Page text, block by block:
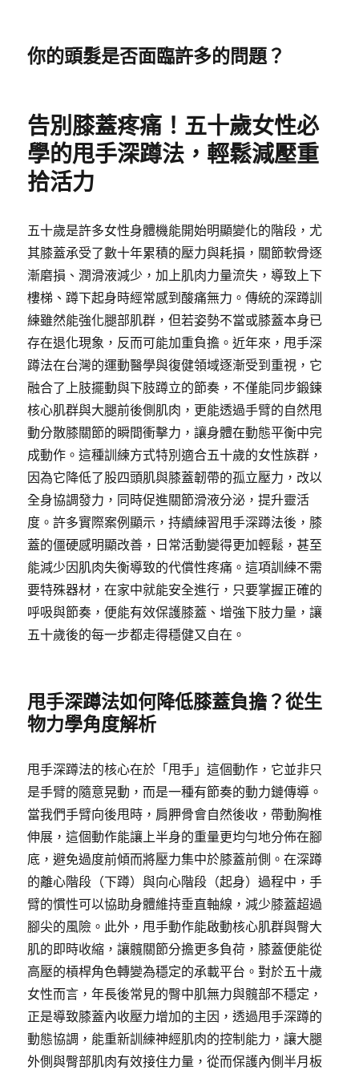
你的頭髮是否面臨許多的問題？
告別膝蓋疼痛！五十歲女性必
學的甩手深蹲法，輕鬆減壓重
拾活力
五十歲是許多女性身體機能開始明顯變化的階段，尤
其膝蓋承受了數十年累積的壓力與耗損，關節軟骨逐
漸磨損、潤滑液減少，加上肌肉力量流失，導致上下
樓梯、蹲下起身時經常感到酸痛無力。傳統的深蹲訓
練雖然能強化腿部肌群，但若姿勢不當或膝蓋本身已
存在退化現象，反而可能加重負擔。近年來，甩手深
蹲法在台灣的運動醫學與復健領域逐漸受到重視，它
融合了上肢擺動與下肢蹲立的節奏，不僅能同步鍛鍊
核心肌群與大腿前後側肌肉，更能透過手臂的自然甩
動分散膝關節的瞬間衝擊力，讓身體在動態平衡中完
成動作。這種訓練方式特別適合五十歲的女性族群，
因為它降低了股四頭肌與膝蓋韌帶的孤立壓力，改以
全身協調發力，同時促進關節滑液分泌，提升靈活
度。許多實際案例顯示，持續練習甩手深蹲法後，膝
蓋的僵硬感明顯改善，日常活動變得更加輕鬆，甚至
能減少因肌肉失衡導致的代償性疼痛。這項訓練不需
要特殊器材，在家中就能安全進行，只要掌握正確的
呼吸與節奏，便能有效保護膝蓋、增強下肢力量，讓
五十歲後的每一步都走得穩健又自在。
甩手深蹲法如何降低膝蓋負擔？從生
物力學角度解析
甩手深蹲法的核心在於「甩手」這個動作，它並非只
是手臂的隨意晃動，而是一種有節奏的動力鏈傳導。
當我們手臂向後甩時，肩胛骨會自然後收，帶動胸椎
伸展，這個動作能讓上半身的重量更均勻地分佈在腳
底，避免過度前傾而將壓力集中於膝蓋前側。在深蹲
的離心階段（下蹲）與向心階段（起身）過程中，手
臂的慣性可以協助身體維持垂直軸線，減少膝蓋超過
腳尖的風險。此外，甩手動作能啟動核心肌群與臀大
肌的即時收縮，讓髖關節分擔更多負荷，膝蓋便能從
高壓的槓桿角色轉變為穩定的承載平台。對於五十歲
女性而言，年長後常見的臀中肌無力與髖部不穩定，
正是導致膝蓋內收壓力增加的主因，透過甩手深蹲的
動態協調，能重新訓練神經肌肉的控制能力，讓大腿
外側與臀部肌肉有效接住力量，從而保護內側半月板